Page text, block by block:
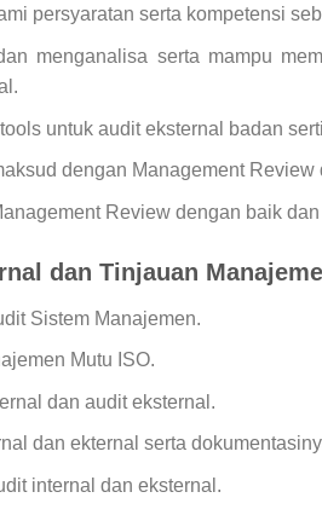
persyaratan serta kompetensi
menganalisa serta mampu
untuk audit eksternal badan
dengan Management
Review dengan baik
dan Tinjauan
Sistem Manajemen.
Mutu ISO.
dan audit eksternal.
dan ekternal serta
internal dan eksternal.